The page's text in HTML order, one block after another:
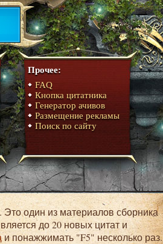
Прочее:
FAQ
Кнопка цитатника
Генератор ачивов
Размещение рекламы
Поиск по сайту
до 20 новых цитат и
и понажжимать "F5" несколько раз.